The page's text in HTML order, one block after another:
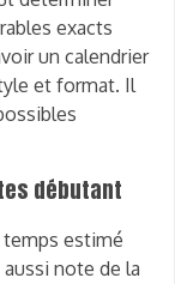
exacts
un calendrier
et format. Il
débutant
estimé
note de la